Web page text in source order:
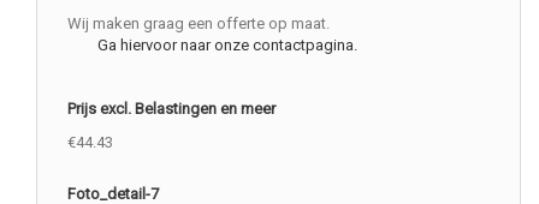
Wij maken graag een offerte op maat.
Ga hiervoor naar onze contactpagina.
Prijs excl. Belastingen en meer
€44.43
Foto_detail-7